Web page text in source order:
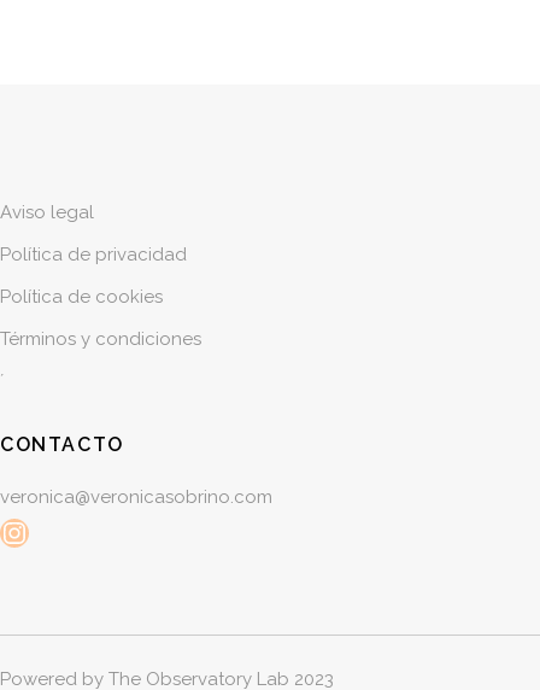
Aviso legal
Política de privacidad
Política de cookies
Términos y condiciones
´
CONTACTO
veronica@veronicasobrino.com
Instagram
Powered by The Observatory Lab 2023